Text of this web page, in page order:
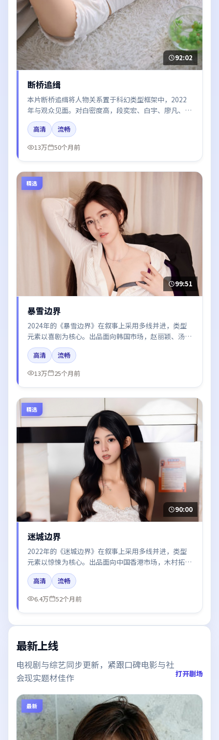
92:02
断桥追缉
本片断桥追缉将人物关系置于科幻类型框架中，2022
年与观众见面。对白密度高，段奕宏、白宇、廖凡、肖
战的台词节奏值得关注；整体气质偏日本都市与冷色调
摄影。
高清
流畅
13万
50个月前
精选
99:51
暴雪边界
2024年的《暴雪边界》在叙事上采用多线并进，类型
元素以喜剧为核心。出品面向韩国市场，赵丽颖、汤
唯、白宇、易烊千玺、肖战所饰角色推动关键反转，结
尾留白引发讨论。
高清
流畅
13万
25个月前
精选
90:00
迷城边界
2022年的《迷城边界》在叙事上采用多线并进，类型
元素以惊悚为核心。出品面向中国香港市场，木村拓
哉、汤唯、周冬雨、黄渤、张译所饰角色推动关键反
转，结尾留白引发讨论。
高清
流畅
6.4万
52个月前
最新上线
电视剧与综艺同步更新，紧跟口碑电影与社
会现实题材佳作
打开剧场
最新